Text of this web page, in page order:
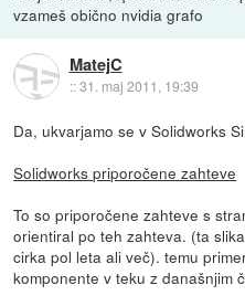
vzameš obično nvidia grafo
MatejC
::31. maj 2011, 19:39
Da, ukvarjamo se v Solidworks
Solidworks priporočene zahteve
To so priporočene zahteve s
orientiral po teh zahteva. (ta
cirka pol leta ali več). temu
komponente v teku z današnjim